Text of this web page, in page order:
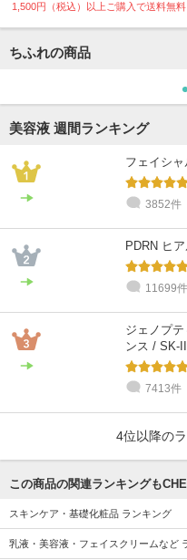
1,500円（税込）以上ご購入で送料無料
ちふれの商品
美容液 週間ランキング
フェイシ
3852件
PDRN ヒ
11699件
ジェノプ
ンス / SK-II
7413件
4位以降の
この商品の関連ランキングも
スキンケア・基礎化粧品 ランキング
乳液・美容液・フェイスクリームなど